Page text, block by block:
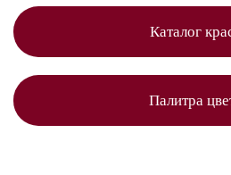
Каталог
Палитра